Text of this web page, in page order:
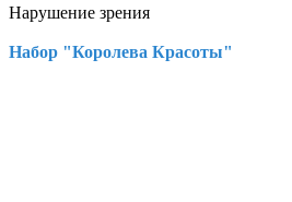
Нарушение зрения
Набор "Королева Красоты"